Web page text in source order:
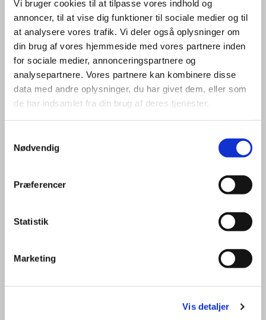
Vi bruger cookies til at tilpasse vores indhold og
annoncer, til at vise dig funktioner til sociale medier og til
at analysere vores trafik. Vi deler også oplysninger om
din brug af vores hjemmeside med vores partnere inden
for sociale medier, annonceringspartnere og
analysepartnere. Vores partnere kan kombinere disse
data med andre oplysninger, du har givet dem, eller som
de har indsamlet fra din brug af deres tjenester.
Nødvendig
Præferencer
Statistik
Marketing
Vis detaljer